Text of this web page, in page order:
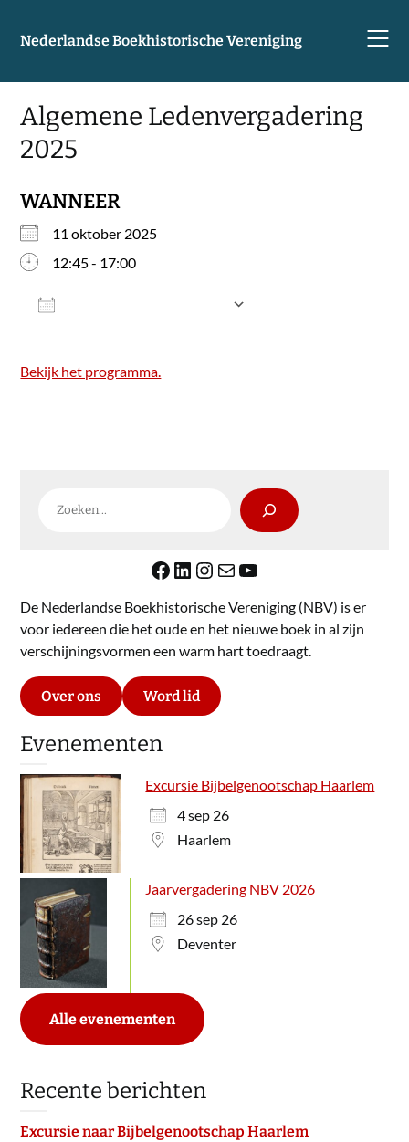
Nederlandse Boekhistorische Vereniging
Algemene Ledenvergadering
2025
WANNEER
11 oktober 2025
12:45 - 17:00
Bekijk het programma.
Facebook
LinkedIn
Instagram
E-mailYouTube
De Nederlandse Boekhistorische Vereniging (NBV) is er
voor iedereen die het oude en het nieuwe boek in al zijn
verschijningsvormen een warm hart toedraagt.
Over ons Word lid
Evenementen
Excursie Bijbelgenootschap Haarlem
4 sep 26
Haarlem
Jaarvergadering NBV 2026
26 sep 26
Deventer
Alle evenementen
Recente berichten
Excursie naar Bijbelgenootschap Haarlem